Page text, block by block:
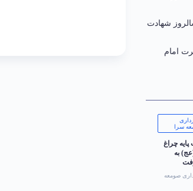
شهادت
امام
سرا
چراغ
به
صومعه